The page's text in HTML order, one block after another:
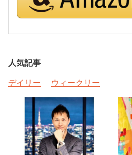
人気記事
デイリー
ウィークリー